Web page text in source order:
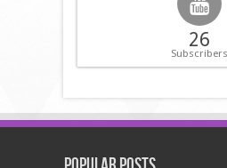
26
Subscribers